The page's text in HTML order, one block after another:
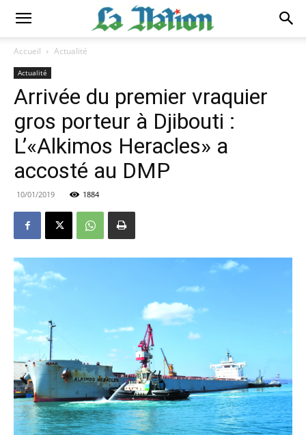
Accueil Actualité
Actualité
Arrivée du premier vraquier
gros porteur à Djibouti :
L’«Alkimos Heracles» a
accosté au DMP
10/01/2019 1884